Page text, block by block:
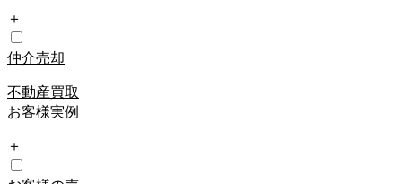
＋
仲介売却
不動産買取
お客様実例
＋